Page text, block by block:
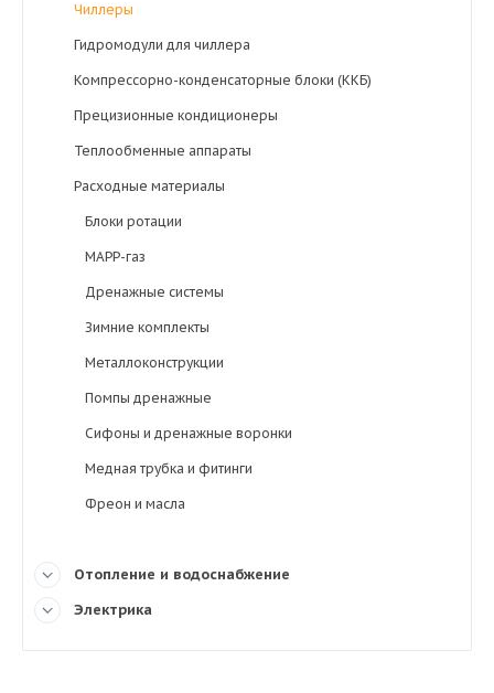
Чиллеры
Гидромодули для чиллера
Компрессорно-конденсаторные блоки (ККБ)
Прецизионные кондиционеры
Теплообменные аппараты
Расходные материалы
Блоки ротации
MAPP-газ
Дренажные системы
Зимние комплекты
Металлоконструкции
Помпы дренажные
Сифоны и дренажные воронки
Медная трубка и фитинги
Фреон и масла
Отопление и водоснабжение
Электрика